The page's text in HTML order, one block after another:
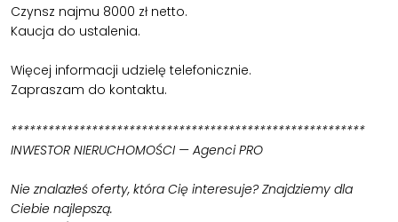
Czynsz najmu 8000 zł netto.
Kaucja do ustalenia.
Więcej informacji udzielę telefonicznie.
Zapraszam do kontaktu.
*********************************************************
INWESTOR NIERUCHOMOŚCI — Agenci PRO
Nie znalazłeś oferty, która Cię interesuje? Znajdziemy dla
Ciebie najlepszą.